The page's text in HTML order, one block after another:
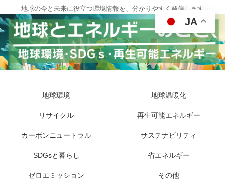
地球の今と未来に役立つ環境情報を、分かりやすく発信します
地球環境 地球温暖化
リサイクル 再生可能エネルギー
カーボンニュートラル サステナビリティ
SDGsと暮らし 省エネルギー
ゼロエミッション その他
JA